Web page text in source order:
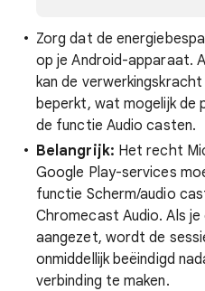
Zorg dat de
op je Android-apparaat.
kan de
beperkt, wat mogelijk de
de functie Audio casten.
Belangrijk: Het recht
Google Play-services
functie Scherm/audio
Chromecast Audio. Als
aangezet, wordt de
onmiddellijk beëindigd
verbinding te maken.